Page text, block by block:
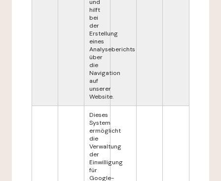
und
hilft
bei
der
Erstellung
eines
Analyseberichts
über
die
Navigation
auf
unserer
Website.
Dieses
System
ermöglicht
die
Verwaltung
der
Einwilligung
für
Google-